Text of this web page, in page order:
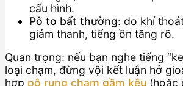
cấu hình.
Pô to bất thường: do khí
giảm thanh, tiếng ồn tăng rõ.
Quan trọng: nếu bạn nghe tiếng
loại chạm, đừng vội kết luận hở
hợp pô rung chạm gầm kêu (hoặc